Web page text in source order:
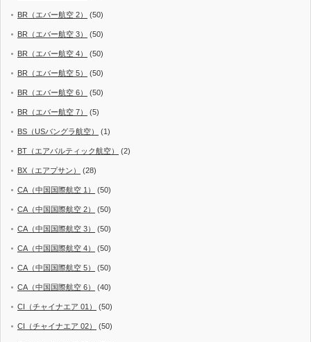
BR（エバー航空 2） (50)
BR（エバー航空 3） (50)
BR（エバー航空 4） (50)
BR（エバー航空 5） (50)
BR（エバー航空 6） (50)
BR（エバー航空 7） (5)
BS（USバングラ航空） (1)
BT（エアバルティック航空） (2)
BX（エアプサン） (28)
CA（中国国際航空 1） (50)
CA（中国国際航空 2） (50)
CA（中国国際航空 3） (50)
CA（中国国際航空 4） (50)
CA（中国国際航空 5） (50)
CA（中国国際航空 6） (40)
CI（チャイナエア 01） (50)
CI（チャイナエア 02） (50)